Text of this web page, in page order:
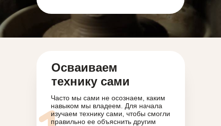
Осваиваем
технику сами
Часто мы сами не осознаем, каким
навыком мы владеем. Для начала
изучаем технику сами, чтобы смогли
правильно ее объяснить другим